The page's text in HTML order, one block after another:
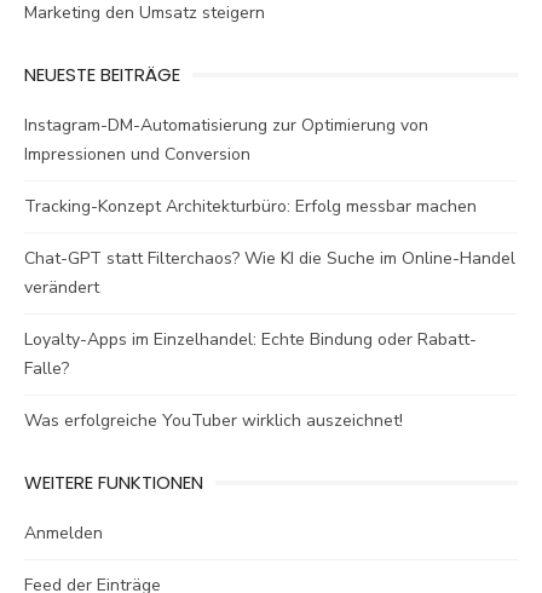
Marketing den Umsatz steigern
NEUESTE BEITRÄGE
Instagram-DM-Automatisierung zur Optimierung von
Impressionen und Conversion
Tracking-Konzept Architekturbüro: Erfolg messbar machen
Chat-GPT statt Filterchaos? Wie KI die Suche im Online-Handel
verändert
Loyalty-Apps im Einzelhandel: Echte Bindung oder Rabatt-
Falle?
Was erfolgreiche YouTuber wirklich auszeichnet!
WEITERE FUNKTIONEN
Anmelden
Feed der Einträge